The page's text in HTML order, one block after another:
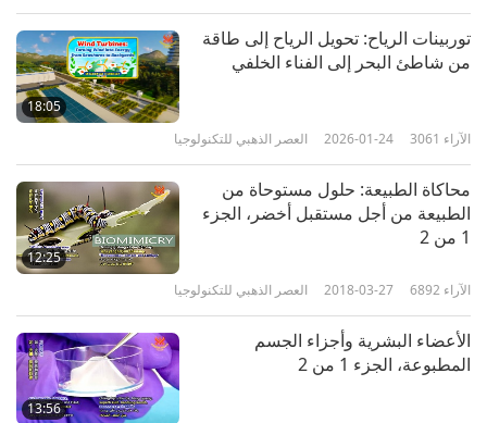
18:05
توربينات الرياح: تحويل الرياح إلى طاقة
من شاطئ البحر إلى الفناء الخلفي
العصر الذهبي للتكنولوجيا 2026-01-24 3061 الآراء
12:25
محاكاة الطبيعة: حلول مستوحاة من
الطبيعة من أجل مستقبل أخضر، الجزء
1 من 2‏
العصر الذهبي للتكنولوجيا 2018-03-27 6892 الآراء
13:56
الأعضاء البشرية وأجزاء الجسم
المطبوعة، الجزء 1 من 2‏